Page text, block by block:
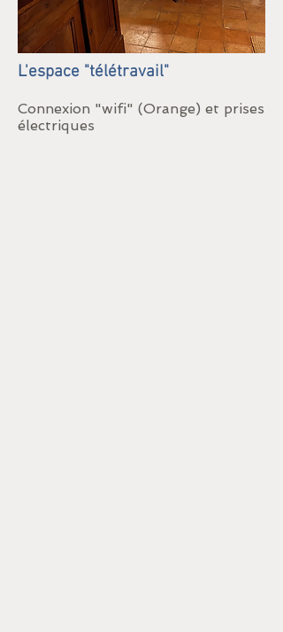
L'espace "télétravail"
Connexion "wifi" (Orange) et prises
électriques